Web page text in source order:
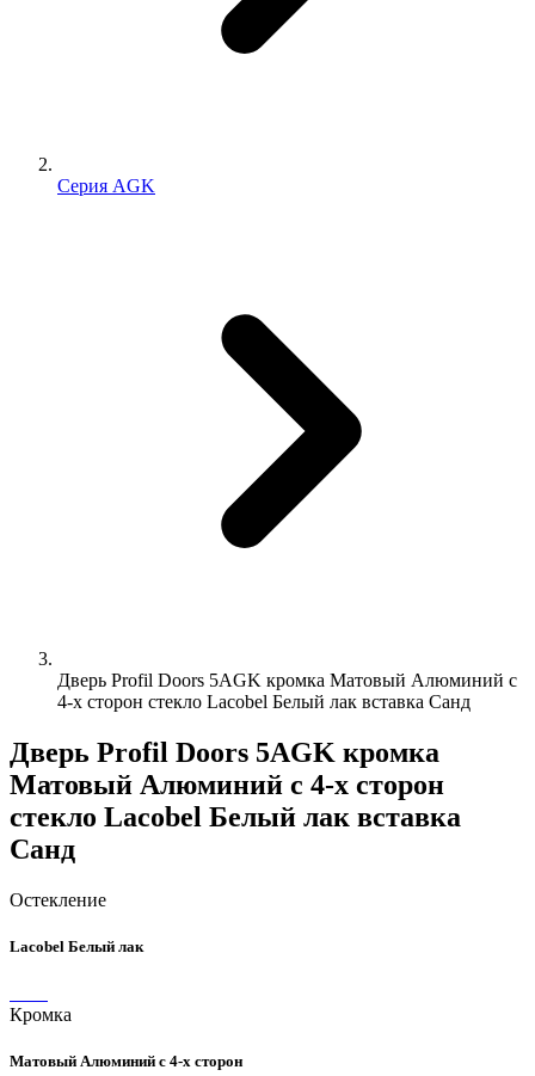
Серия AGK
Дверь Profil Doors 5AGK кромка Матовый Алюминий с
4-х сторон стекло Lacobel Белый лак вставка Санд
Дверь Profil Doors 5AGK кромка
Матовый Алюминий с 4-х сторон
стекло Lacobel Белый лак вставка
Санд
Остекление
Lacobel Белый лак
Кромка
Матовый Алюминий с 4-х сторон